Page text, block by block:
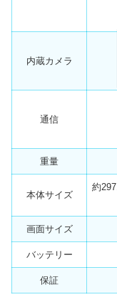
内蔵カメラ
通信
重量
本体サイズ
約
画面サイズ
バッテリー
保証